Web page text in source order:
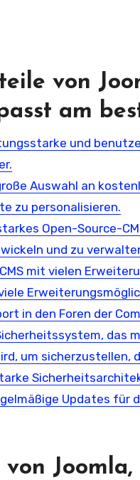
von
am
und
Auswahl an
zu personalisieren.
Open-Source-
und zu
mit vielen
in den Foren der
das
um sicherzustellen,
Updates für